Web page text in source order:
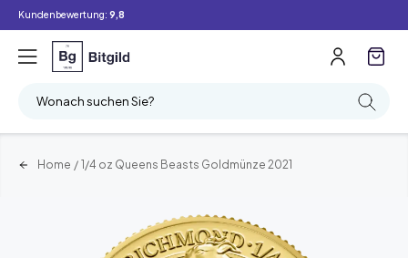
Kundenbewertung: 9,8
Wonach suchen Sie?
Home / 1/4 oz Queens Beasts Goldmünze 2021